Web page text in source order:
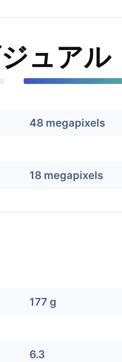
ュアル
48 megapixels
18 megapixels
177 g
6.3